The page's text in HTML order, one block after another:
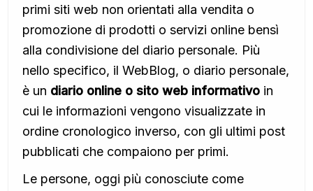
primi siti web non orientati alla vendita o
promozione di prodotti o servizi online bensì
alla condivisione del diario personale. Più
nello specifico, il WebBlog, o diario personale,
è un diario online o sito web informativo in
cui le informazioni vengono visualizzate in
ordine cronologico inverso, con gli ultimi post
pubblicati che compaiono per primi.
Le persone, oggi più conosciute come